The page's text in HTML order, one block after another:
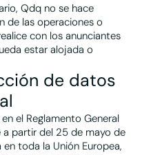
Qdq no se hace
de las operaciones o
con los anunciantes
estar alojada o
de datos
el Reglamento General
partir del 25 de mayo de
toda la Unión Europea,